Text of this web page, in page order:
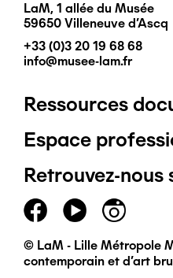
LaM, 1 allée du Musée
59650 Villeneuve d'Ascq
+33 (0)3 20 19 68 68
info@musee-lam.fr
Pied
de
page
principal
Ressources
Espace
Retrouvez-nous
© LaM - Lille Métropole
contemporain et d'art